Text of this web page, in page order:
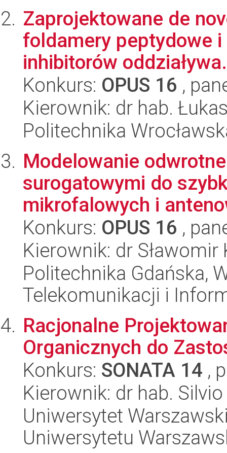
Zaprojektowane de
foldamery peptydowe
inhibitorów
Konkurs: OPUS 16 ,
Kierownik: dr hab.
Politechnika
Modelowanie
surogatowymi do
mikrofalowych i
Konkurs: OPUS 16 ,
Kierownik: dr Sławomir
Politechnika Gdańska,
Telekomunikacji i
Racjonalne
Organicznych do
Konkurs: SONATA 14 ,
Kierownik: dr hab. Silvio
Uniwersytet
Uniwersytetu